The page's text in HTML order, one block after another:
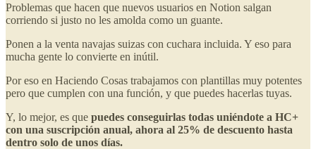
Problemas que hacen que nuevos usuarios en Notion salgan
corriendo si justo no les amolda como un guante.
Ponen a la venta navajas suizas con cuchara incluida. Y eso para
mucha gente lo convierte en inútil.
Por eso en Haciendo Cosas trabajamos con plantillas muy potentes
pero que cumplen con una función, y que puedes hacerlas tuyas.
Y, lo mejor, es que puedes conseguirlas todas uniéndote a HC+
con una suscripción anual, ahora al 25% de descuento hasta
dentro solo de unos días.